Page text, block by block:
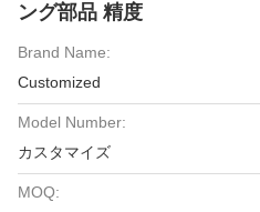
ング部品 精度
Brand Name:
Customized
Model Number:
カスタマイズ
MOQ: